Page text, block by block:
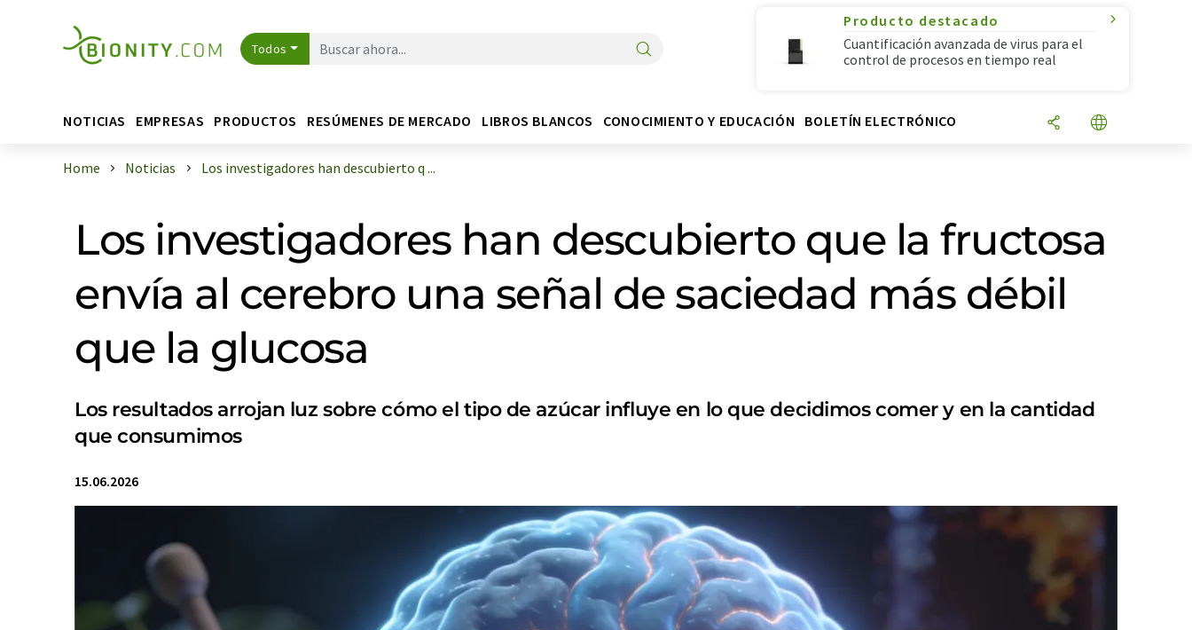
Todos
Producto destacado
Cuantificación avanzada de virus para el
control de procesos en tiempo real
NOTICIAS EMPRESAS PRODUCTOS RESÚMENES DE MERCADO LIBROS BLANCOS CONOCIMIENTO Y EDUCACIÓN BOLETÍN ELECTRÓNICO
Home Noticias Los investigadores han descubierto q ...
Los investigadores han descubierto que la fructosa
envía al cerebro una señal de saciedad más débil
que la glucosa
Los resultados arrojan luz sobre cómo el tipo de azúcar influye en lo que decidimos comer y en la cantidad
que consumimos
15.06.2026